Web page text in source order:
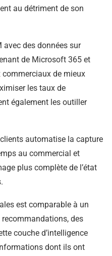
au détriment de son
avec des données sur
de Microsoft 365 et
commerciaux de mieux
les taux de
également les outiller
automatise la capture
au commercial et
plus complète de l’état
est comparable à un
des
couche d’intelligence
dont ils ont